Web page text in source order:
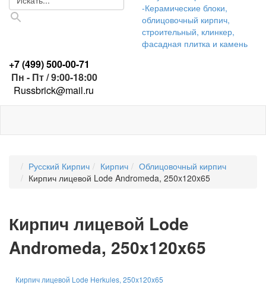
+7 (499)500-00-71
Пн - Пт / 9:00-18:00
Russbrick@mail.ru
Русский Кирпич Кирпич
Облицовочный кирпич
Кирпич лицевой Lode Andromeda, 250x120x65
Кирпич лицевой Lode
Andromeda, 250x120x65
Кирпич лицевой Lode Herkules, 250x120x65